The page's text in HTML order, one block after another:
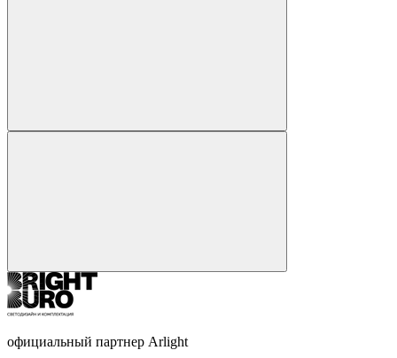
официальный партнер Arlight